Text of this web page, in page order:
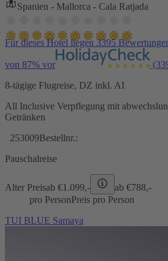
Spanien - Mallorca - Cala Ratjada
Für dieses Hotel liegen 3395
von 87% vor
8-tägige Flugreise, DZ inkl. AI
All Inclusive Verpflegung mit
Getränken
253009Bestellnr.:
Pauschalreise
Alter Preisab €1.099,- ab €788,-
pro PersonPreis pro Person
TUI BLUE Samaya